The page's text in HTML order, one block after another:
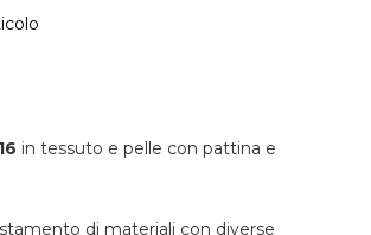
in tessuto e pelle con pattina e
di materiali con diverse